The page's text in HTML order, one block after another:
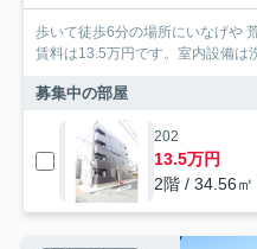
歩いて徒歩6分の場所にいなげや
賃料は13.5万円です。室内設備は
募集中の部屋
202
13.5万円
2階 / 34.56